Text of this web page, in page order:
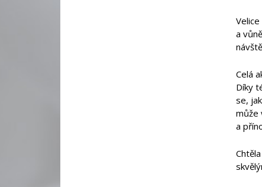
a
Celá
Díky
se,
může
a